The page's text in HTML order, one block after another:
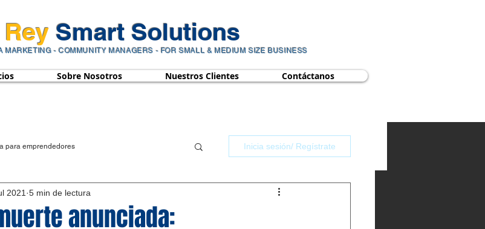
Sobre Nosotros Nuestros Clientes Contáctanos
Smart Solutions​
MARKETING - COMMUNITY MANAGERS - FOR SMALL & MEDIUM SIZE BUSINESS
para emprendedores Inicia sesión/ Regístrate
anunciada:
2021 5 min de lectura